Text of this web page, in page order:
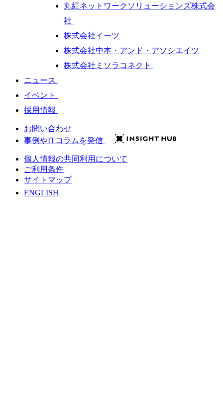
丸紅ネットワークソリューションズ株式会
社
株式会社イーツ
株式会社中本・アンド・アソシエイツ
株式会社ミソラコネクト
ニュース
イベント
採用情報
お問い合わせ
事例やITコラムを発信
個人情報の共同利用について
ご利用条件
サイトマップ
ENGLISH